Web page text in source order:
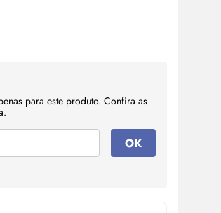
para este produto. Confira as
OK